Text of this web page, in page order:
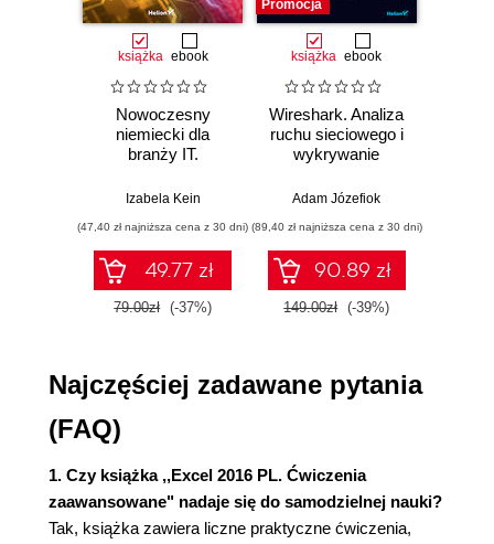
Rozdział 3. Formatowanie (51)
Wprowadzenie (51)
Przypomnienie (52)
Formatowanie warunkowe i niestandardowe (63)
Style (70)
Szablony (80)
Wprowadzenie (87)
Częste zapisywanie pliku (88)
Ochrona informacji osobistych (94)
Sprawdzanie poprawności danych (107)
Rozdział 5. Tabele (111)
Wprowadzenie (111)
Rozdział 6. Formuły (127)
książka ebook
Nowoczesny
niemiecki dla
branży IT.
przykłady i
Izabela Kein
(47,40 zł najniższa cena z 30 dni)
49.77 zł
79.00zł (-37%)
Promocja
książka ebook
Wireshark. Analiza
ruchu sieciowego i
wykrywanie
Adam Józefiok
(89,40 zł najniższa cena z 30 dni)
90.89 zł
149.00zł (-39%)
Najczęściej zadawane pytania
(FAQ)
1. Czy książka ,,Excel 2016 PL. Ćwiczenia
zaawansowane" nadaje się do samodzielnej nauki?
Tak, książka zawiera liczne praktyczne ćwiczenia,